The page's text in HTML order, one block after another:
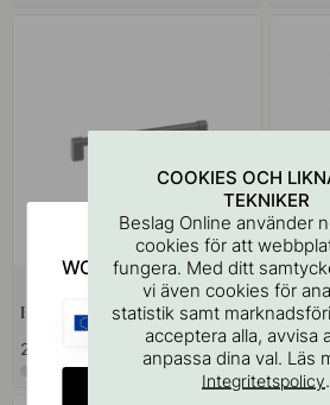
+ LÄNGDER
Handtag Linkk - Borstad Svart
279 kr
I lager
75 kr
I lager
COOKIES OCH
TEKNIKER
Beslag Online använder
cookies för att
fungera. Med ditt
vi även cookies för
statistik samt
acceptera alla, avvisa
anpassa dina val. Läs
Integritetspolicy.
WOULD YOU RATHER VISIT?
EU
CHANGE